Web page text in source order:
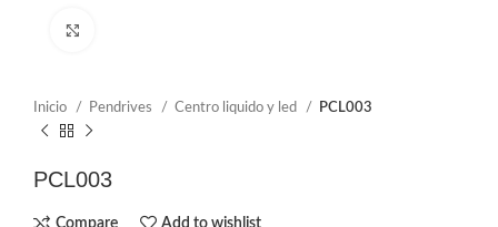
Inicio Pendrives Centro liquido y led PCL003
PCL003
Compare Add to wishlist